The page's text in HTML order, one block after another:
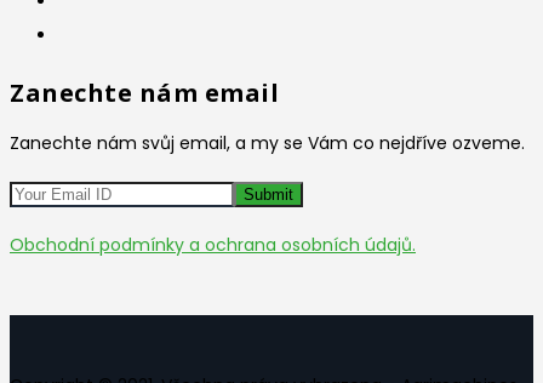
Zanechte nám email
Zanechte nám svůj email, a my se Vám co nejdříve ozveme.
Obchodní podmínky a ochrana osobních údajů.